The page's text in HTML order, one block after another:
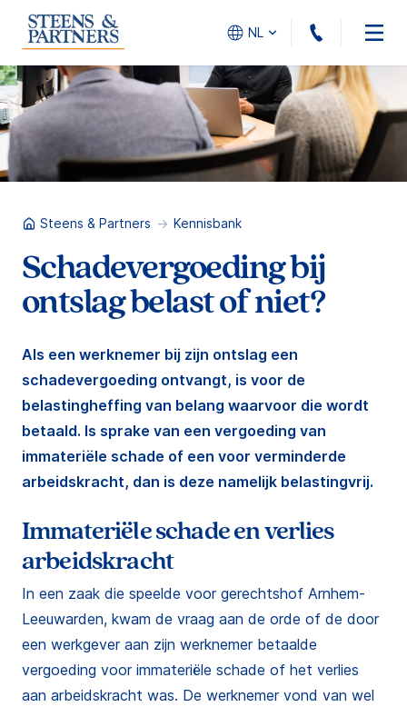
NL 010 -
Steens & Partners Kennisbank
Schadevergoeding bij
ontslag belast of niet?
Als een werknemer bij zijn ontslag een
schadevergoeding ontvangt, is voor de
belastingheffing van belang waarvoor die wordt
betaald. Is sprake van een vergoeding van
immateriële schade of een voor verminderde
arbeidskracht, dan is deze namelijk belastingvrij.
Immateriële schade en verlies
arbeidskracht
In een zaak die speelde voor gerechtshof Arnhem-
Leeuwarden, kwam de vraag aan de orde of de door
een werkgever aan zijn werknemer betaalde
vergoeding voor immateriële schade of het verlies
aan arbeidskracht was. De werknemer vond van wel